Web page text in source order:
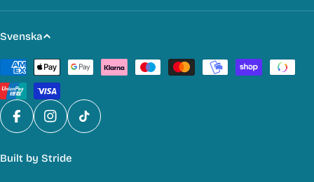
S
p
r
å
k
Svenska
Betalmetoder
FacebookInstagram
TikTok
Built by Stride